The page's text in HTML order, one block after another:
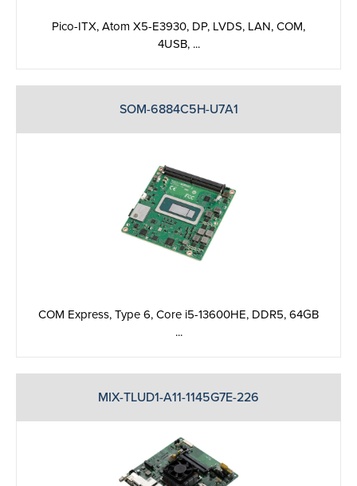
Pico-ITX, Atom X5-E3930, DP, LVDS, LAN, COM,
4USB, ...
SOM-6884C5H-U7A1
COM Express, Type 6, Core i5-13600HE, DDR5, 64GB
...
MIX-TLUD1-A11-1145G7E-226